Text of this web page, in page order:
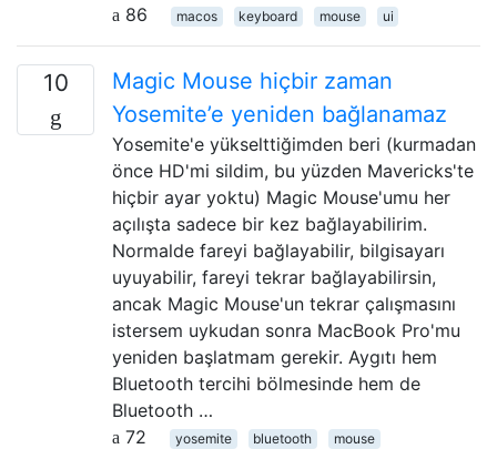
86
macos keyboard mouse ui
10
Magic Mouse hiçbir zaman
Yosemite’e yeniden bağlanamaz
Yosemite'e yükselttiğimden beri (kurmadan
önce HD'mi sildim, bu yüzden Mavericks'te
hiçbir ayar yoktu) Magic Mouse'umu her
açılışta sadece bir kez bağlayabilirim.
Normalde fareyi bağlayabilir, bilgisayarı
uyuyabilir, fareyi tekrar bağlayabilirsin,
ancak Magic Mouse'un tekrar çalışmasını
istersem uykudan sonra MacBook Pro'mu
yeniden başlatmam gerekir. Aygıtı hem
Bluetooth tercihi bölmesinde hem de
Bluetooth …
72
yosemite bluetooth mouse